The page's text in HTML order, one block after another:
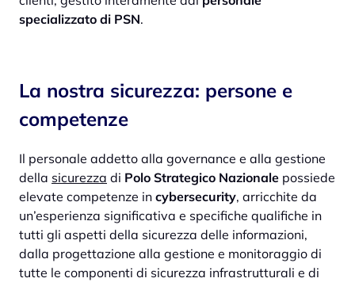
specializzato di PSN.
La nostra sicurezza: persone e
competenze
Il personale addetto alla governance e alla gestione
della sicurezza di Polo Strategico Nazionale possiede
elevate competenze in cybersecurity, arricchite da
un’esperienza significativa e specifiche qualifiche in
tutti gli aspetti della sicurezza delle informazioni,
dalla progettazione alla gestione e monitoraggio di
tutte le componenti di sicurezza infrastrutturali e di